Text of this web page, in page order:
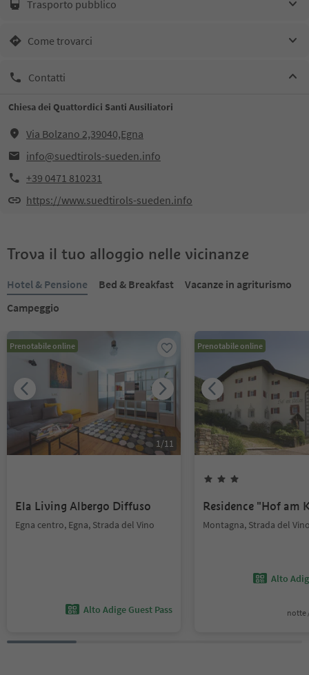
Trasporto pubblico
Come trovarci
Contatti
Chiesa dei Quattordici Santi Ausiliatori
Via Bolzano 2,39040,Egna
info@suedtirols-sueden.info
+39 0471 810231
https://www.suedtirols-sueden.info
Trova il tuo alloggio nelle vicinanze
Hotel & Pensione Bed & Breakfast
Vacanze in agriturismo
Campeggio
Prenotabile online
1/11
Ela Living Albergo Diffuso
Egna centro, Egna, Strada del Vino
Alto Adige Guest Pass
Prenotabile online
Residence "Hof am
Montagna, Strada del
Alto
notte